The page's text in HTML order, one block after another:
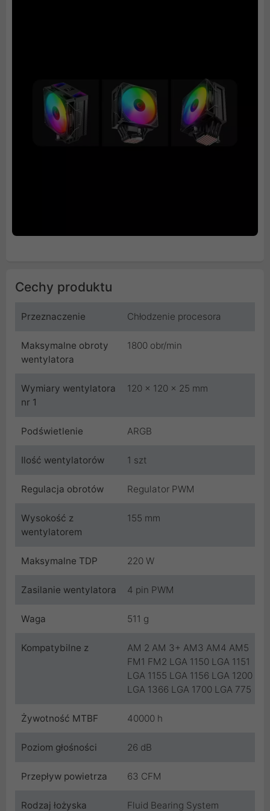
Cechy produktu
Przeznaczenie Chłodzenie procesora
Maksymalne obroty
wentylatora
1800 obr/min
Wymiary wentylatora
nr 1
120 x 120 x 25 mm
Podświetlenie ARGB
Ilość wentylatorów 1 szt
Regulacja obrotów Regulator PWM
Wysokość z
wentylatorem
155 mm
Maksymalne TDP 220 W
Zasilanie wentylatora 4 pin PWM
Waga 511 g
Kompatybilne z
AM 2 AM 3+ AM3 AM4 AM5
FM1 FM2 LGA 1150 LGA 1151
LGA 1155 LGA 1156 LGA 1200
LGA 1366 LGA 1700 LGA 775
Żywotność MTBF 40000 h
Poziom głośności 26 dB
Przepływ powietrza 63 CFM
Rodzaj łożyska Fluid Bearing System